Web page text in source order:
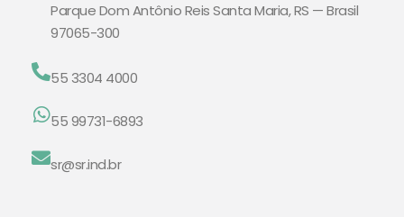
Parque Dom Antônio Reis Santa Maria, RS — Brasil
97065-300
55 3304 4000
55 99731-6893
sr@sr.ind.br